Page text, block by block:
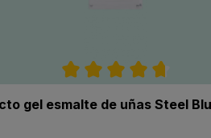
Calificación
gel esmalte de uñas Steel